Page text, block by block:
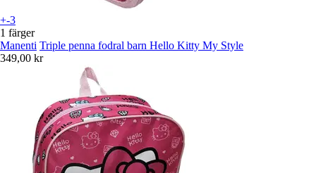
+-3
1 färger
Manenti Triple penna fodral barn Hello Kitty My Style
349,00 kr